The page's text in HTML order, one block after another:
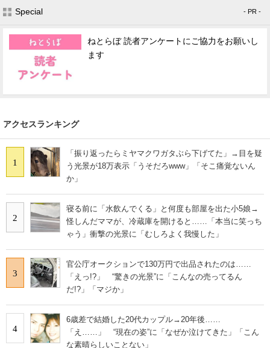
Special - PR -
ねとらぼ 読者アンケートにご協力をお願いし
ます
アクセスランキング
1
「振り返ったらミヤマクワガタぶら下げてた」→目を疑
う光景が18万表示「うそだろwww」「そこ痛覚ないん
か」
2
寝る前に「水飲んでくる」と何度も部屋を出た小5娘→
怪しんだママが、冷蔵庫を開けると……「本当に笑っち
ゃう」衝撃の光景に「むしろよく我慢した」
3
官公庁オークションで130万円で出品されたのは……
「えっ!?」 “驚きの光景”に「こんなの売ってるん
だ!?」「マジか」
4
6歳差で結婚した20代カップル→20年後……
「え……」 “現在の姿”に「なぜか泣けてきた」「こん
な素晴らしいことない」